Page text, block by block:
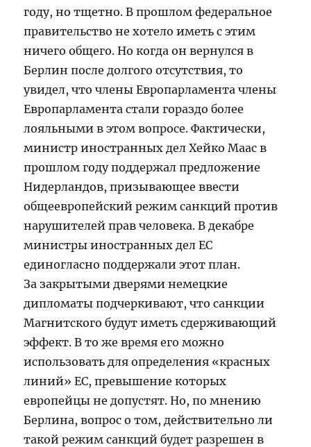
году, но тщетно. В прошлом федеральное
правительство не хотело иметь с этим
ничего общего. Но когда он вернулся в
Берлин после долгого отсутствия, то
увидел, что члены Европарламента члены
Европарламента стали гораздо более
лояльными в этом вопросе. Фактически,
министр иностранных дел Хейко Маас в
прошлом году поддержал предложение
Нидерландов, призывающее ввести
общеевропейский режим санкций против
нарушителей прав человека. В декабре
министры иностранных дел ЕС
единогласно поддержали этот план.
За закрытыми дверями немецкие
дипломаты подчеркивают, что санкции
Магнитского будут иметь сдерживающий
эффект. В то же время его можно
использовать для определения «красных
линий» ЕС, превышение которых
европейцы не допустят. Но, по мнению
Берлина, вопрос о том, действительно ли
такой режим санкций будет разрешен в